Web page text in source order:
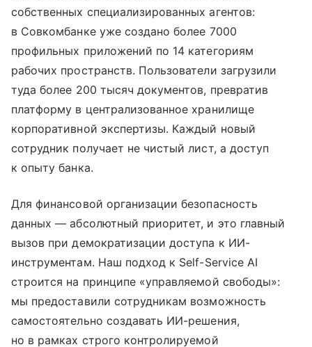
собственных специализированных агентов:
в Совкомбанке уже создано более 7000
профильных приложений по 14 категориям
рабочих пространств. Пользователи загрузили
туда более 200 тысяч документов, превратив
платформу в централизованное хранилище
корпоративной экспертизы. Каждый новый
сотрудник получает не чистый лист, а доступ
к опыту банка.
Для финансовой организации безопасность
данных — абсолютный приоритет, и это главный
вызов при демократизации доступа к ИИ-
инструментам. Наш подход к Self-Service AI
строится на принципе «управляемой свободы»:
мы предоставили сотрудникам возможность
самостоятельно создавать ИИ-решения,
но в рамках строго контролируемой